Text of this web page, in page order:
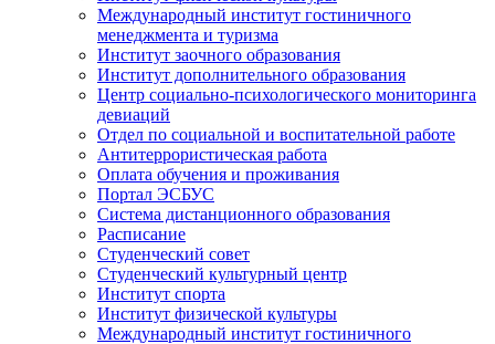
Международный институт гостиничного
менеджмента и туризма
Институт заочного образования
Институт дополнительного образования
Центр социально-психологического мониторинга
девиаций
Отдел по социальной и воспитательной работе
Антитеррористическая работа
Оплата обучения и проживания
Портал ЭСБУС
Система дистанционного образования
Расписание
Студенческий совет
Студенческий культурный центр
Институт спорта
Институт физической культуры
Международный институт гостиничного